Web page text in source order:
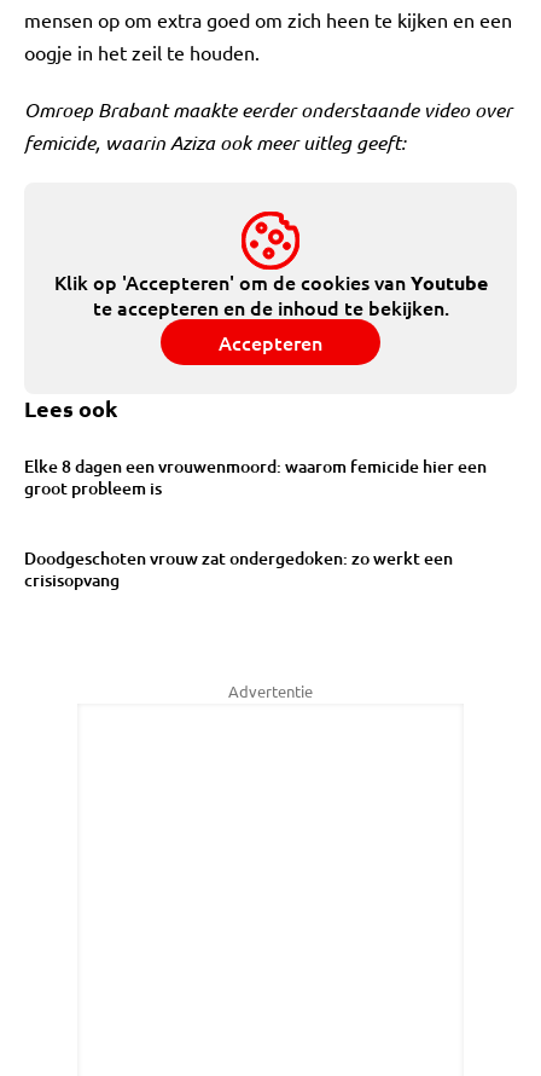
mensen op om extra goed om zich heen te kijken en een
oogje in het zeil te houden.
Omroep Brabant maakte eerder onderstaande video over
femicide, waarin Aziza ook meer uitleg geeft:
Klik op 'Accepteren' om de cookies vanYoutube
te accepteren en de inhoud te bekijken.
Accepteren
Lees ook
Elke 8 dagen een vrouwenmoord: waarom femicide hier een
groot probleem is
Doodgeschoten vrouw zat ondergedoken: zo werkt een
crisisopvang
Advertentie